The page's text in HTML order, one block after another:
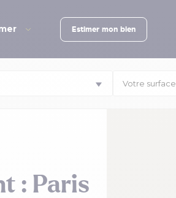
Estimer mon bien
Votre surface
: Paris